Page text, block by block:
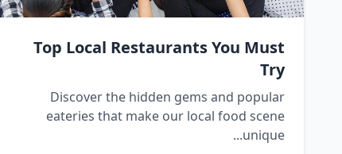
Top Local Restaurants You Must
Try
Discover the hidden gems and popular
eateries that make our local food scene
unique...